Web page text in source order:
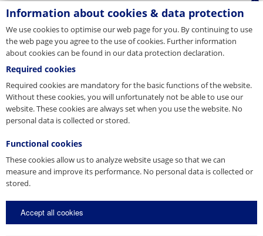
__g162555__
Information about cookies & data protection
We use cookies to optimise our web page for you. By continuing to use
the web page you agree to the use of cookies. Further information
about cookies can be found in our data protection declaration.
Required cookies
Required cookies are mandatory for the basic functions of the website.
Without these cookies, you will unfortunately not be able to use our
website. These cookies are always set when you use the website. No
personal data is collected or stored.
Functional cookies
These cookies allow us to analyze website usage so that we can
measure and improve its performance. No personal data is collected or
stored.
Accept all cookies